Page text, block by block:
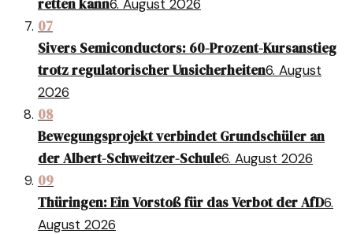
retten kann6. August 2026
07
Sivers Semiconductors: 60-Prozent-Kursanstieg
trotz regulatorischer Unsicherheiten6. August
2026
08
Bewegungsprojekt verbindet Grundschüler an
der Albert-Schweitzer-Schule6. August 2026
09
Thüringen: Ein Vorstoß für das Verbot der AfD6.
August 2026